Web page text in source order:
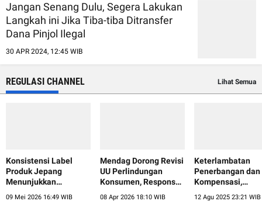
Jangan Senang Dulu, Segera Lakukan
Langkah ini Jika Tiba-tiba Ditransfer
Dana Pinjol Ilegal
30 APR 2024, 12:45 WIB
REGULASI CHANNEL Lihat Semua
Konsistensi Label
Produk Jepang
Menunjukkan
09 Mei 2026 16:49 WIB
Mendag Dorong Revisi
UU Perlindungan
Konsumen, Respons
08 Apr 2026 18:10 WIB
Keterlambatan
Penerbangan dan
Kompensasi,
12 Agu 2025 23:21 WIB